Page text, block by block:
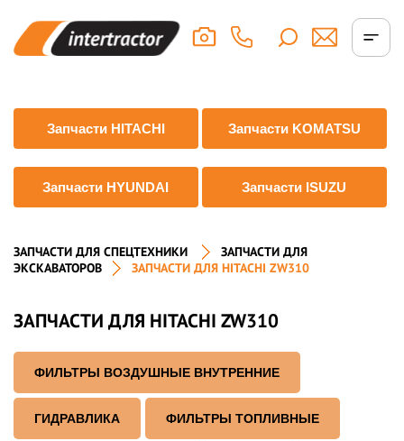
Запчасти HITACHI Запчасти KOMATSU
Запчасти HYUNDAI Запчасти ISUZU
ЗАПЧАСТИ ДЛЯ СПЕЦТЕХНИКИ
ЗАПЧАСТИ ДЛЯ
ЭКСКАВАТОРОВ
ЗАПЧАСТИ ДЛЯ HITACHI ZW310
ЗАПЧАСТИ ДЛЯ HITACHI ZW310
ФИЛЬТРЫ ВОЗДУШНЫЕ ВНУТРЕННИЕ
ГИДРАВЛИКА ФИЛЬТРЫ ТОПЛИВНЫЕ